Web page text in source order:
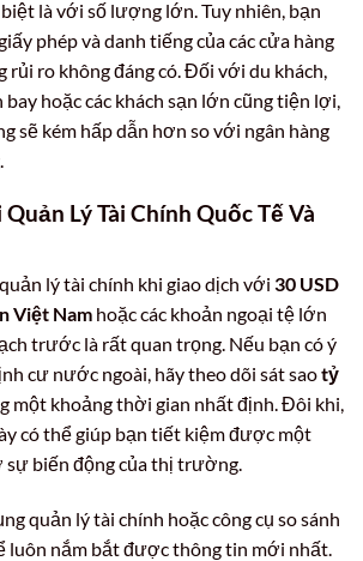
là với số lượng lớn. Tuy nhiên, bạn
phép và danh tiếng của các cửa hàng
rủi ro không đáng có. Đối với du khách,
hoặc các khách sạn lớn cũng tiện lợi,
sẽ kém hấp dẫn hơn so với ngân hàng
Lý Tài Chính Quốc Tế Và
lý tài chính khi giao dịch với 30 USD
Việt Nam hoặc các khoản ngoại tệ lớn
trước là rất quan trọng. Nếu bạn có ý
cư nước ngoài, hãy theo dõi sát saotỷ
một khoảng thời gian nhất định. Đôi khi,
có thể giúp bạn tiết kiệm được một
sự biến động của thị trường.
quản lý tài chính hoặc công cụ so sánh
luôn nắm bắt được thông tin mới nhất.